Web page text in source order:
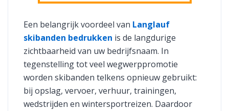
Een belangrijk voordeel van Langlauf
skibanden bedrukken is de langdurige
zichtbaarheid van uw bedrijfsnaam. In
tegenstelling tot veel wegwerppromotie
worden skibanden telkens opnieuw gebruikt:
bij opslag, vervoer, verhuur, trainingen,
wedstrijden en wintersportreizen. Daardoor